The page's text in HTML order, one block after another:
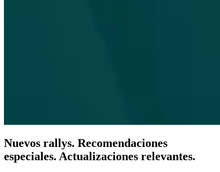
Nuevos rallys. Recomendaciones
especiales. Actualizaciones relevantes.